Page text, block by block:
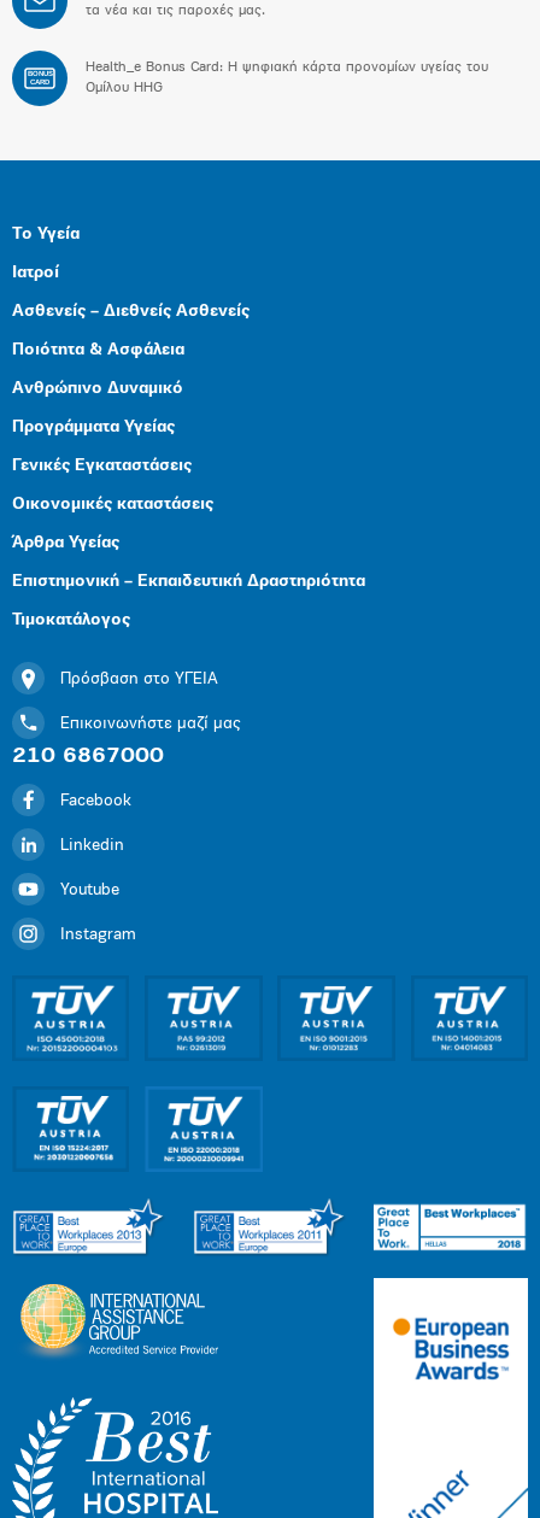
τα νέα και τις παροχές μας.
BONUS
CARD
Health_e Bonus Card: H ψηφιακή κάρτα προνομίων υγείας του
Ομίλου HHG
Το Υγεία
Ιατροί
Ασθενείς – Διεθνείς Ασθενείς
Ποιότητα & Ασφάλεια
Ανθρώπινο Δυναμικό
Προγράμματα Υγείας
Γενικές Εγκαταστάσεις
Οικονομικές καταστάσεις
Άρθρα Υγείας
Επιστημονική – Εκπαιδευτική Δραστηριότητα
Τιμοκατάλογος
Πρόσβαση στο ΥΓΕΙΑ
Επικοινωνήστε μαζί μας
210 6867000
Facebook
Linkedin
Youtube
Instagram